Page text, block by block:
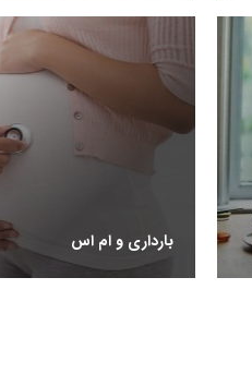
بارداری و ام اس